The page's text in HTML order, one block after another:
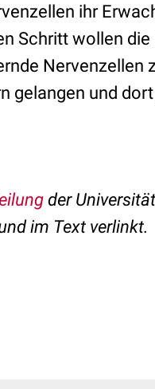
ihr
Schritt wollen
Nervenzellen
gelangen und
der
im Text verlinkt.